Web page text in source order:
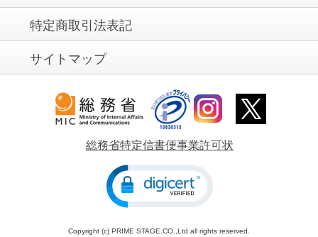
特定商取引法表記
サイトマップ
総務省特定信書便事業許可状
Copyright (c) PRIME STAGE.CO.,Ltd all rights reserved.